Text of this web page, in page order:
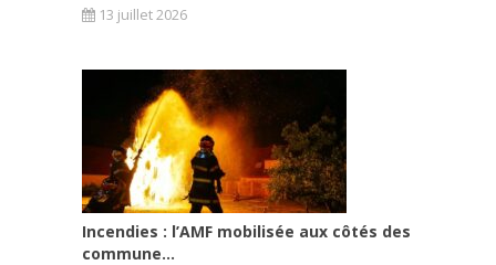
13 juillet 2026
Incendies : l’AMF mobilisée aux côtés des
commune...